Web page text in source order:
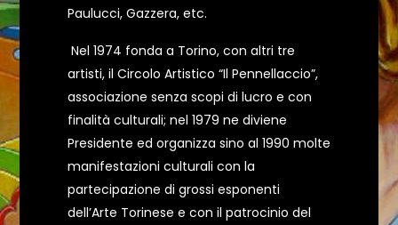
Paulucci, Gazzera, etc.
Nel 1974 fonda a Torino, con altri tre
artisti, il Circolo Artistico “Il Pennellaccio”,
associazione senza scopi di lucro e con
finalità culturali; nel 1979 ne diviene
Presidente ed organizza sino al 1990 molte
manifestazioni culturali con la
partecipazione di grossi esponenti
dell’Arte Torinese e con il patrocinio del